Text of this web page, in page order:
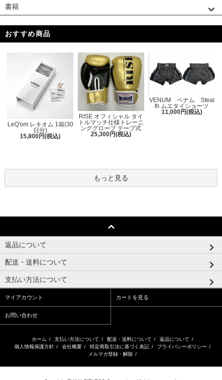
書籍
おすすめ商品
LeQ'om レキオム 1箱(30
日分)
15,800円(税込)
RISE オフィシャル タイ
トルマッチ仕様トレーニ
ンググローブ テープ式
25,300円(税込)
VENUM ベナム Steal
th ムエタイショーツ
11,000円(税込)
もっと見る
返品について
配送・送料について
支払い方法について
マイアカウント カートを見る
お問い合わせ
ホーム / 支払い方法について / 配送・送料について / 返品について /
個人情報保護方針 / 会社概要 / 特定商取引法に基づく表記 / プライバシーポリシー /
メルマガ登録・解除 /